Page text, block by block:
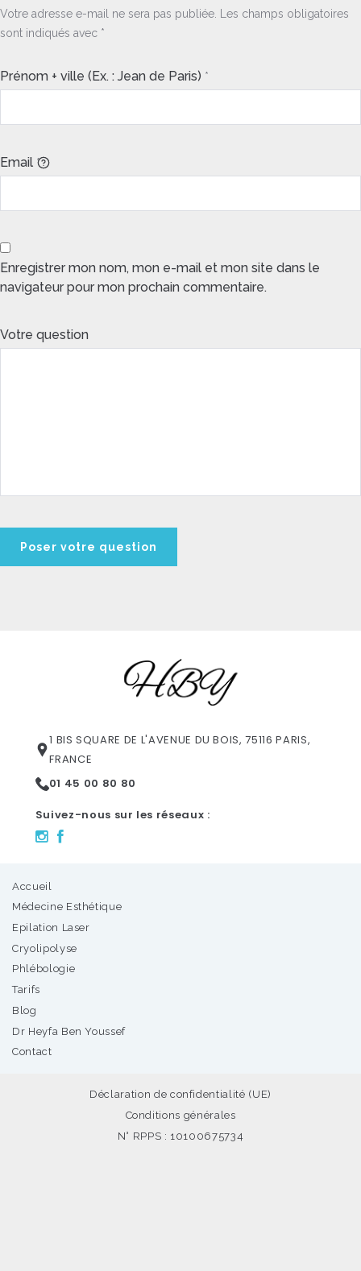
Votre adresse e-mail ne sera pas publiée.
Les champs obligatoires
sont indiqués avec *
Prénom + ville (Ex. : Jean de Paris) *
Email *
Enregistrer mon nom, mon e-mail et mon site dans le
navigateur pour mon prochain commentaire.
Votre question
1 BIS SQUARE DE L'AVENUE DU BOIS, 75116 PARIS,
FRANCE
01 45 00 80 80
Suivez-nous sur les réseaux :
Accueil
Médecine Esthétique
Epilation Laser
Cryolipolyse
Phlébologie
Tarifs
Blog
Dr Heyfa Ben Youssef
Contact
Déclaration de confidentialité (UE)
Conditions générales
N° RPPS : 10100675734